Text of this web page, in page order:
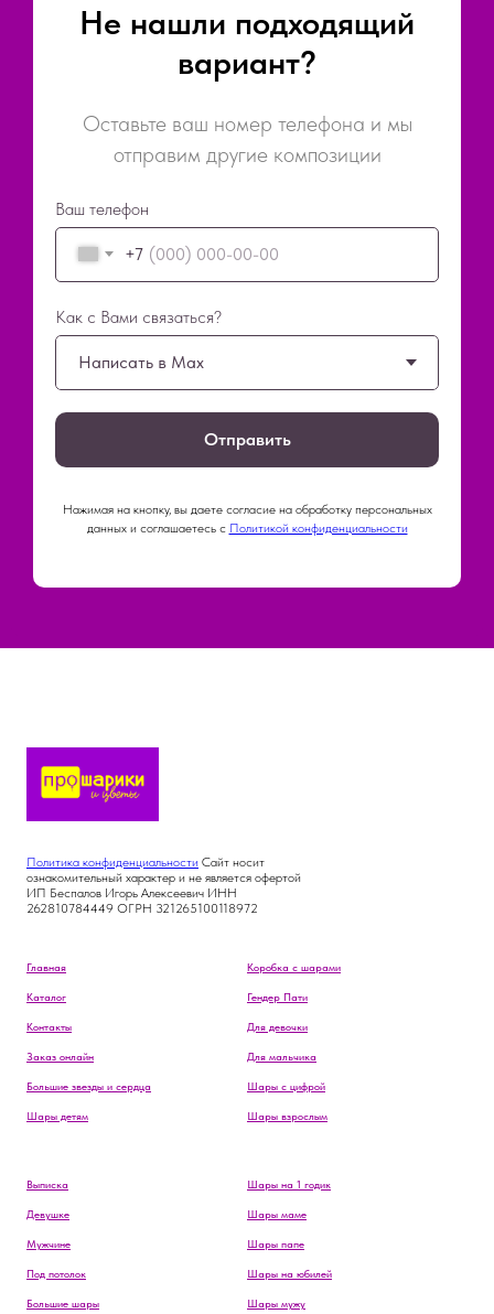
Не нашли подходящий
вариант?
Оставьте ваш номер телефона и мы
отправим другие композиции
Ваш телефон
+7
Как с Вами связаться?
Отправить
Нажимая на кнопку, вы даете согласие на обработку персональных
данных и соглашаетесь c Политикой конфиденциальности
Политика конфиденциальности Сайт носит
ознакомительный характер и не является офертой
ИП Беспалов Игорь Алексеевич ИНН
262810784449 ОГРН 321265100118972
Главная
Каталог
Контакты
Заказ онлайн
Большие звезды и сердца
Шары детям
Коробка с шарами
Гендер Пати
Для девочки
Для мальчика
Шары с цифрой
Шары взрослым
Выписка
Девушке
Мужчине
Под потолок
Большие шары
Шары на 1 годик
Шары маме
Шары папе
Шары на юбилей
Шары мужу